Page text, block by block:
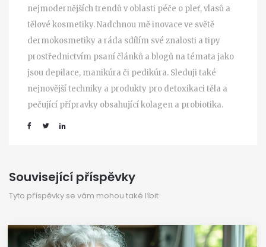
nejmodernějších trendů v oblasti péče o pleť, vlasů a
tělové kosmetiky. Nadchnou mě inovace ve světě
dermokosmetiky a ráda sdílím své znalosti a tipy
prostřednictvím psaní článků a blogů na témata jako
jsou depilace, manikúra či pedikúra. Sleduji také
nejnovější techniky a produkty pro detoxikaci těla a
pečující přípravky obsahující kolagen a probiotika.
Související příspěvky
Tyto příspěvky se vám mohou také líbit